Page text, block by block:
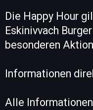
Die Happy Hour
Eskinivvach
besonderen
Informationen
Alle